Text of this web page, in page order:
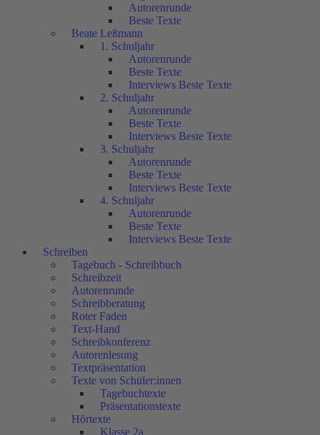
Autorenrunde
Beste Texte
Beate Leßmann
1. Schuljahr
Autorenrunde
Beste Texte
Interviews Beste Texte
2. Schuljahr
Autorenrunde
Beste Texte
Interviews Beste Texte
3. Schuljahr
Autorenrunde
Beste Texte
Interviews Beste Texte
4. Schuljahr
Autorenrunde
Beste Texte
Interviews Beste Texte
Schreiben
Tagebuch - Schreibbuch
Schreibzeit
Autorenrunde
Schreibberatung
Roter Faden
Text-Hand
Schreibkonferenz
Autorenlesung
Textpräsentation
Texte von Schüler:innen
Tagebuchtexte
Präsentationstexte
Hörtexte
Klasse 2a